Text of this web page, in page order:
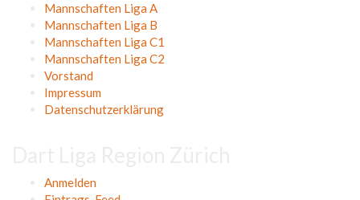
Mannschaften Liga A
Mannschaften Liga B
Mannschaften Liga C1
Mannschaften Liga C2
Vorstand
Impressum
Datenschutzerklärung
Anmelden